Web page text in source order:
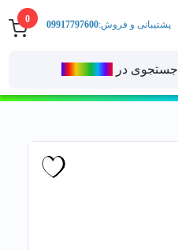
0
جستجوی در
پشتیبانی و فروش:09917797600